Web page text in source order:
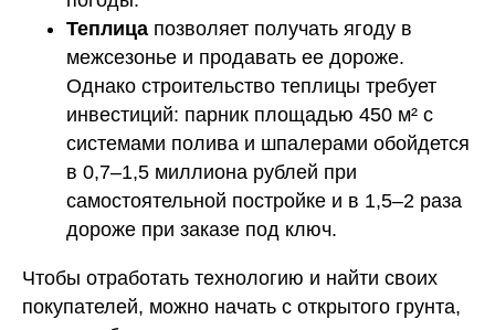
Теплица позволяет получать ягоду в
межсезонье и продавать ее дороже.
Однако строительство теплицы требует
инвестиций: парник площадью 450 м² с
системами полива и шпалерами обойдется
в 0,7–1,5 миллиона рублей при
самостоятельной постройке и в 1,5–2 раза
дороже при заказе под ключ.
Чтобы отработать технологию и найти своих
покупателей, можно начать с открытого грунта,